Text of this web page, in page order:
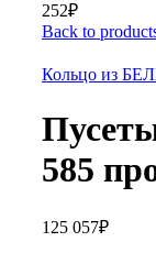
252₽
Back to
Кольцо из
585
125 057₽